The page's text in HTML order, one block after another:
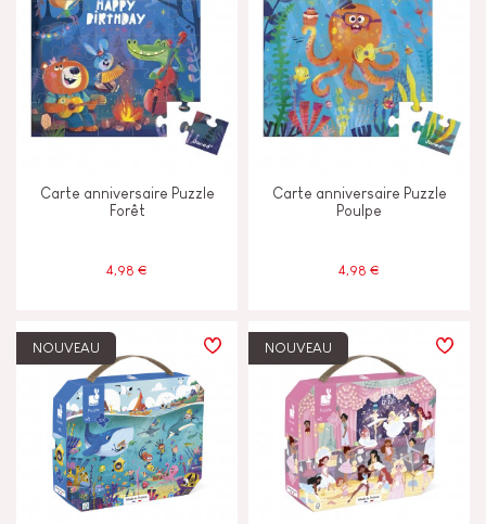
Carte anniversaire Puzzle
Forêt
4,98 €
Carte anniversaire Puzzle
Poulpe
4,98 €
NOUVEAU NOUVEAU